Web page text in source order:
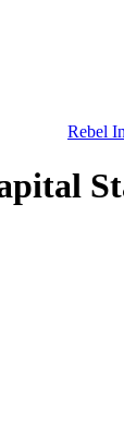
Rebel